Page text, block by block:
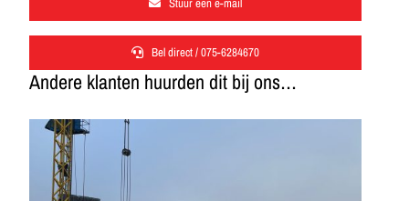
Bel direct / 075-6284670
Andere klanten huurden dit bij ons…